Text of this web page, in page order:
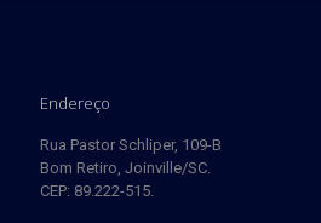
Endereço
Rua Pastor Schliper, 109-B
Bom Retiro, Joinville/SC.
CEP: 89.222-515.